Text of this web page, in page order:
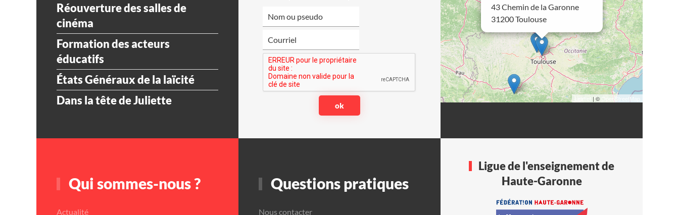
Réouverture des salles de
cinéma
Formation des acteurs
éducatifs
États Généraux de la laïcité
Dans la tête de Juliette
43 Chemin de la Garonne
31200 Toulouse
Leaflet | © OpenStreetMap
Qui sommes-nous ?
Actualité
Questions pratiques
Nous contacter
Ligue de l'enseignement de
Haute-Garonne